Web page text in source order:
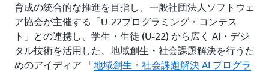
育成の統合的な推進を目指し、一般社団法人ソフトウェ
ア協会が主催する「U-22プログラミング・コンテス
ト」との連携し、学生・生徒 (U-22) から広く AI・デジ
タル技術を活用した、地域創生・社会課題解決を行うた
めのアイディア 「地域創生・社会課題解決 AI プログラ